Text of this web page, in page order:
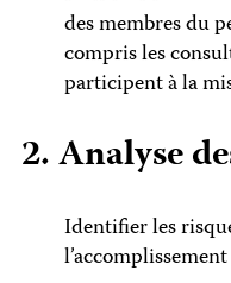
des membres du
compris les
participent à la
2. Analyse
Identifier les